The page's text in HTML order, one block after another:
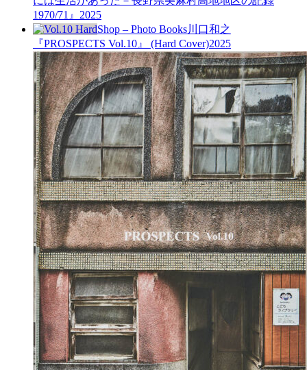
1970/71』 2025
Shop – Photo Books川口和之
『PROSPECTS Vol.10』 (Hard Cover)2025